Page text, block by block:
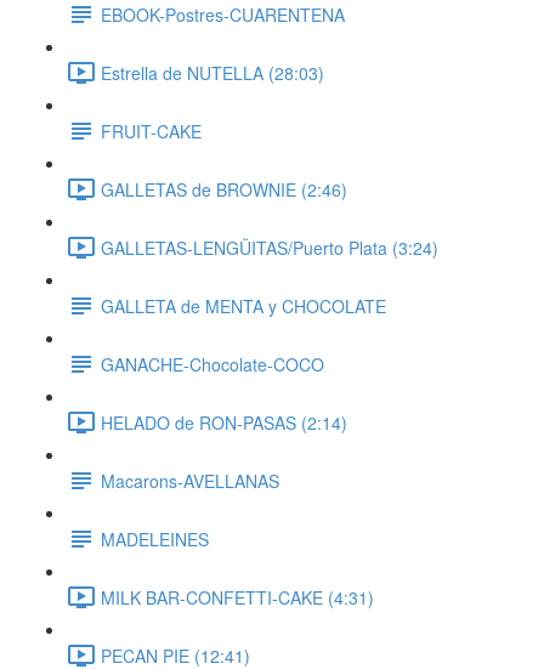
EBOOK-Postres-CUARENTENA
Estrella de NUTELLA (28:03)
FRUIT-CAKE
GALLETAS de BROWNIE (2:46)
GALLETAS-LENGÜITAS/Puerto Plata (3:24)
GALLETA de MENTA y CHOCOLATE
GANACHE-Chocolate-COCO
HELADO de RON-PASAS (2:14)
Macarons-AVELLANAS
MADELEINES
MILK BAR-CONFETTI-CAKE (4:31)
PECAN PIE (12:41)